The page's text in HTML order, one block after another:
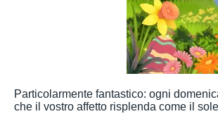
Particolarmente fantastico: ogni
che il vostro affetto risplenda come il